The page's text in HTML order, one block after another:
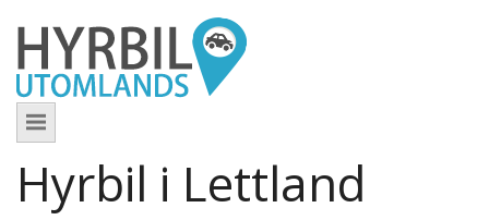
Hyrbil i Lettland